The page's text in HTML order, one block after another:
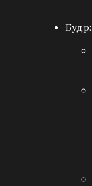
Будр: